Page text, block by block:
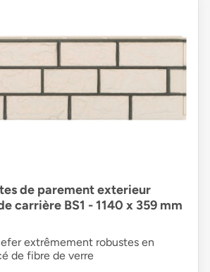
de parement exterieur
carrière BS1 - 1140 x 359 mm
extrêmement robustes en
de fibre de verre